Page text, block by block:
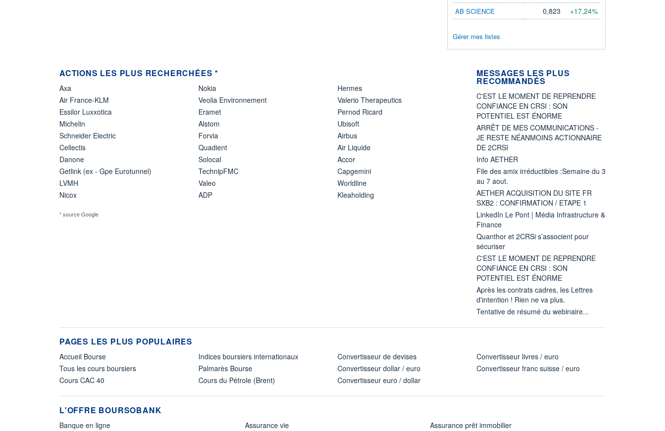
AB SCIENCE 0,823 +17,24%
Gérer mes listes
ACTIONS LES PLUS RECHERCHÉES *
Axa
Air France-KLM
Essilor Luxxotica
Michelin
Schneider Electric
Cellectis
Danone
Getlink (ex - Gpe Eurotunnel)
LVMH
Nicox
Nokia
Veolia Environnement
Eramet
Alstom
Forvia
Quadient
Solocal
TechnipFMC
Valeo
ADP
Hermes
Valerio Therapeutics
Pernod Ricard
Ubisoft
Airbus
Air Liquide
Accor
Capgemini
Worldline
Kleaholding
* source Google
MESSAGES LES PLUS
RECOMMANDÉS
C'EST LE MOMENT DE REPRENDRE
CONFIANCE EN CRSI : SON
POTENTIEL EST ÉNORME
ARRÊT DE MES COMMUNICATIONS -
JE RESTE NÉANMOINS ACTIONNAIRE
DE 2CRSI
Info AETHER
File des amix irréductibles :Semaine du 3
au 7 aout.
AETHER ACQUISITION DU SITE FR
SXB2 : CONFIRMATION / ETAPE 1
LinkedIn Le Pont | Média Infrastructure &
Finance
Quanthor et 2CRSi s’associent pour
sécuriser
C'EST LE MOMENT DE REPRENDRE
CONFIANCE EN CRSI : SON
POTENTIEL EST ÉNORME
Après les contrats cadres, les Lettres
d'intention ! Rien ne va plus.
Tentative de résumé du webinaire...
PAGES LES PLUS POPULAIRES
Accueil Bourse
Tous les cours boursiers
Cours CAC 40
Indices boursiers internationaux
Palmarès Bourse
Cours du Pétrole (Brent)
Convertisseur de devises
Convertisseur dollar / euro
Convertisseur euro / dollar
Convertisseur livres / euro
Convertisseur franc suisse / euro
L'OFFRE BOURSOBANK
Banque en ligne
Assurance vie
Assurance prêt immobilier